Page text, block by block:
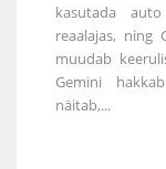
kasutada
reaalajas, ning
muudab
Gemini
näitab,...